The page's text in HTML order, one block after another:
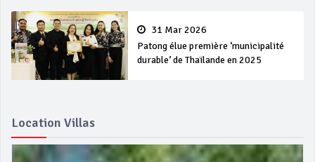
31 Mar 2026
Patong élue première ‘municipalité
durable’ de Thaïlande en 2025
Location Villas